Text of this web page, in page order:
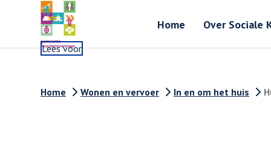
Home Over Sociale
Lees voor
Home Wonen en vervoer In en om het huis